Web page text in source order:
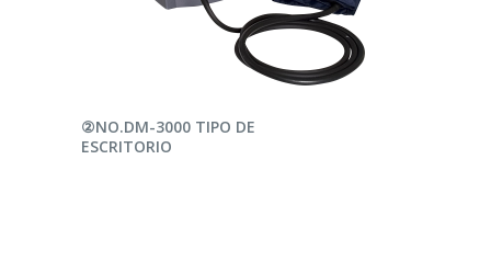
LEER MÁS
②NO.DM-3000 TIPO DE
ESCRITORIO